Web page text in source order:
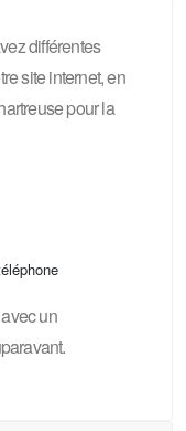
différentes
site internet, en
pour la
un